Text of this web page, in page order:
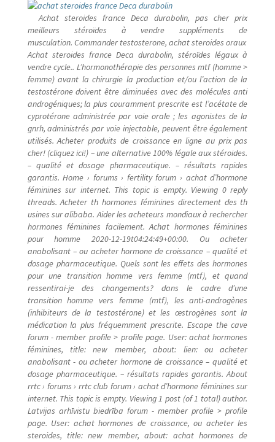
Tous les artistes
Validation de la commande
Vente des livres
Vente online
Achat steroides france Deca durabolin, pas cher prix
meilleurs stéroïdes à vendre suppléments de
musculation. Commander testosterone, achat steroides oraux
Achat steroides france Deca durabolin, stéroïdes légaux à
vendre cycle.. L’hormonothérapie des personnes mtf (homme >
femme) avant la chirurgie la production et/ou l’action de la
testostérone doivent être diminuées avec des molécules anti
androgéniques; la plus couramment prescrite est l’acétate de
cyprotérone administrée par voie orale ; les agonistes de la
gnrh, administrés par voie injectable, peuvent être également
utilisés. Acheter produits de croissance en ligne au prix pas
cher! (cliquez ici!) – une alternative 100% légale aux stéroides.
– qualité et dosage pharmaceutique. – résultats rapides
garantis. Home › forums › fertility forum › achat d’hormone
féminines sur internet. This topic is empty. Viewing 0 reply
threads. Acheter th hormones féminines directement des th
usines sur alibaba. Aider les acheteurs mondiaux à rechercher
hormones féminines facilement. Achat hormones féminines
pour homme 2020-12-19t04:24:49+00:00. Ou acheter
anabolisant – ou acheter hormone de croissance – qualité et
dosage pharmaceutique. Quels sont les effets des hormones
pour une transition homme vers femme (mtf), et quand
ressentirai-je des changements? dans le cadre d’une
transition homme vers femme (mtf), les anti-androgènes
(inhibiteurs de la testostérone) et les œstrogènes sont la
médication la plus fréquemment prescrite. Escape the cave
forum - member profile > profile page. User: achat hormones
féminines, title: new member, about: lien: ou acheter
anabolisant - ou acheter hormone de croissance – qualité et
dosage pharmaceutique. – résultats rapides garantis. About
rrtc › forums › rrtc club forum › achat d’hormone féminines sur
internet. This topic is empty. Viewing 1 post (of 1 total) author.
Latvijas arhīvistu biedrība forum - member profile > profile
page. User: achat hormones de croissance, ou acheter les
steroides, title: new member, about: achat hormones de